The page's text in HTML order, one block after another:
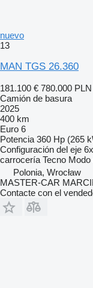
nuevo
13
MAN TGS 26.360
181.100 € 780.000 PLN
Camión de basura
2025
400 km
Euro 6
Potencia 360 Hp (265
Configuración del eje
carrocería Tecno Modo
Polonia, Wrocław
MASTER-CAR
Contacte con el